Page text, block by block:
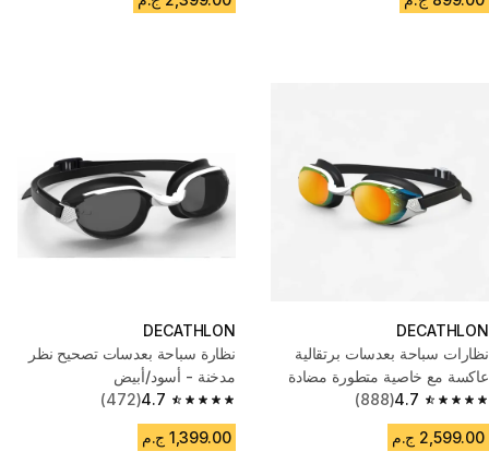
DECATHLON
نظارات سباحة بعدسات برتقالية
عاكسة مع خاصية متطورة مضادة
للضباب، ومقاس واحد
4.7
4.7 out of 5 stars from 888 reviews
(888)
2,599.00 ج.م
DECATHLON
نظارة سباحة بعدسات تصحيح نظر
مدخنة - أسود/أبيض
4.7
4.7 out of 5 stars from 472 reviews
(472)
1,399.00 ج.م